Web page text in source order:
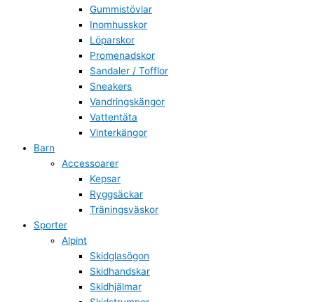
Gummistövlar
Inomhusskor
Löparskor
Promenadskor
Sandaler / Tofflor
Sneakers
Vandringskängor
Vattentäta
Vinterkängor
Barn
Accessoarer
Kepsar
Ryggsäckar
Träningsväskor
Sporter
Alpint
Skidglasögon
Skidhandskar
Skidhjälmar